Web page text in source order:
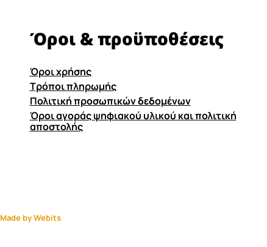
Όροι & προϋποθέσεις
Όροι χρήσης
Τρόποι πληρωμής
Πολιτική προσωπικών δεδομένων
Όροι αγοράς ψηφιακού υλικού και πολιτική
αποστολής
Made by Webits